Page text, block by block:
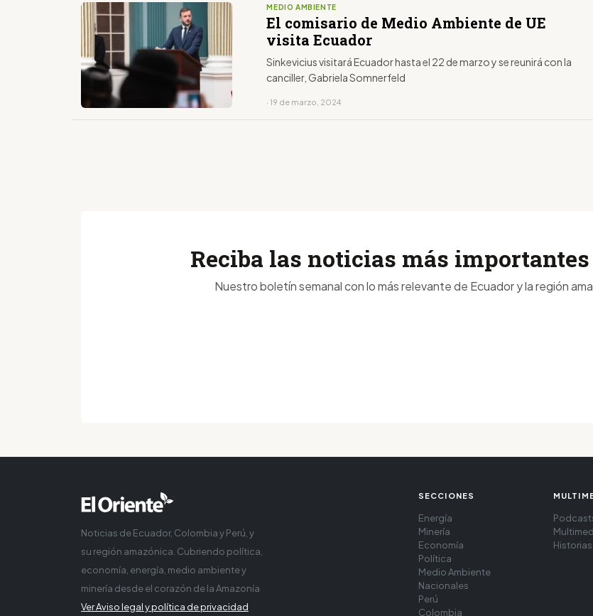
MEDIO AMBIENTE
El comisario de Medio Ambiente de UE
visita Ecuador
Sinkevicius visitará Ecuador hasta el 22 de marzo y se reunirá con la
canciller, Gabriela Somnerfeld
· 19 de marzo, 2024
Reciba las noticias más
Nuestro boletín semanal con lo más relevante de Ecuador y la región
Noticias de Ecuador, Colombia y Perú, y
su región amazónica. Cubriendo política,
economía, energía, medio ambiente y
minería desde el corazón de la Amazonía
Ver Aviso legal y política de privacidad
SECCIONES
Energía
Minería
Economía
Política
Medio Ambiente
Nacionales
Perú
Colombia
Historias